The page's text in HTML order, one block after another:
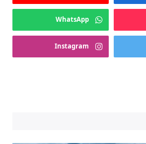
WhatsApp
Instagram